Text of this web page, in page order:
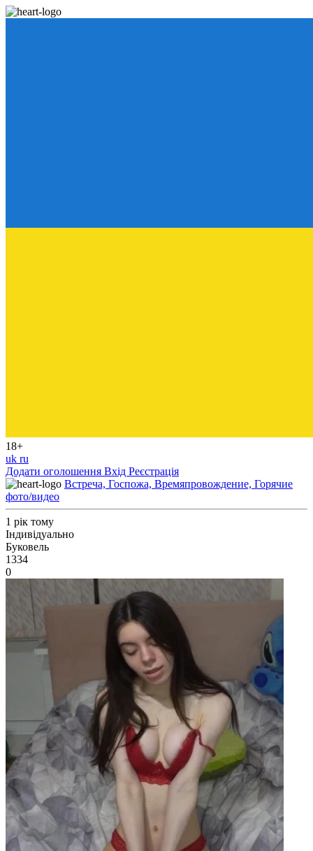
18+
uk ru
Додати оголошення Вхід Реєстрація
Встреча, Госпожа, Времяпровождение, Горячие
фото/видео
1 рік тому
Індивідуально
Буковель
1334
0